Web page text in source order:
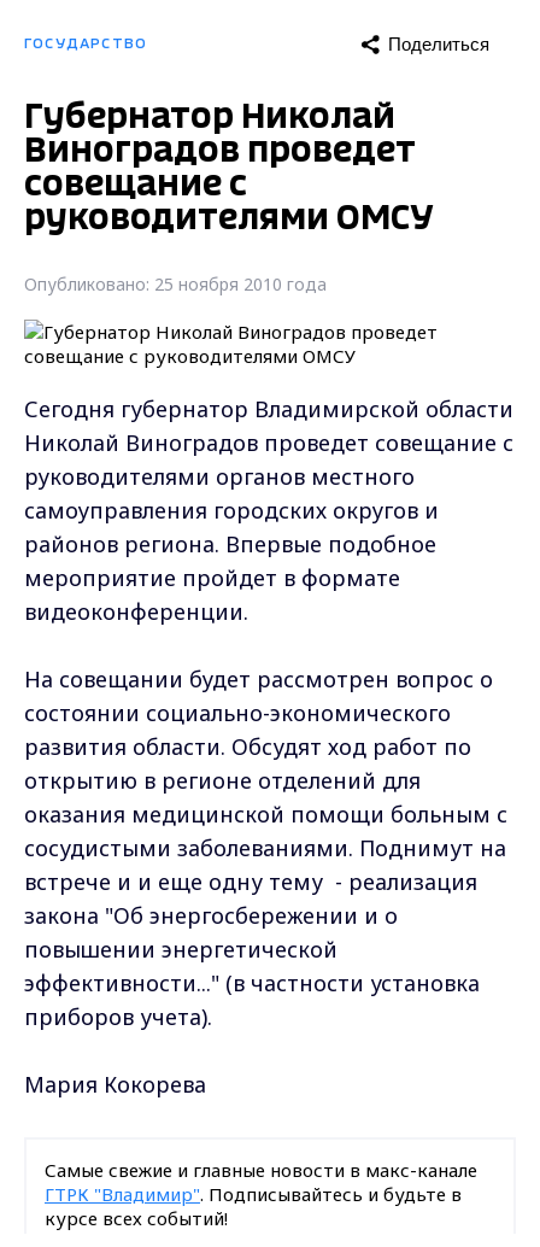
ГОСУДАРСТВО Поделиться
Губернатор Николай
Виноградов проведет
совещание с
руководителями ОМСУ
Опубликовано: 25 ноября 2010 года
Сегодня губернатор Владимирской области
Николай Виноградов проведет совещание с
руководителями органов местного
самоуправления городских округов и
районов региона. Впервые подобное
мероприятие пройдет в формате
видеоконференции.
На совещании будет рассмотрен вопрос о
состоянии социально-экономического
развития области. Обсудят ход работ по
открытию в регионе отделений для
оказания медицинской помощи больным с
сосудистыми заболеваниями. Поднимут на
встрече и и еще одну тему - реализация
закона "Об энергосбережении и о
повышении энергетической
эффективности..." (в частности установка
приборов учета).
Мария Кокорева
Самые свежие и главные новости в макс-канале
ГТРК "Владимир". Подписывайтесь и будьте в
курсе всех событий!